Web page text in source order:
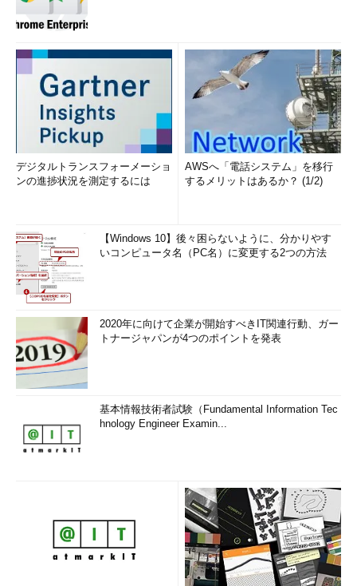
デジタルトランスフォーメーショ
ンの進捗状況を測定するには
AWSへ「電話システム」を移行
するメリットはあるか？ (1/2)
【Windows 10】後々困らないように、分かりやす
いコンピュータ名（PC名）に変更する2つの方法
2020年に向けて企業が開始すべきIT関連行動、ガー
トナージャパンが4つのポイントを発表
基本情報技術者試験（Fundamental Information Tec
hnology Engineer Examin...